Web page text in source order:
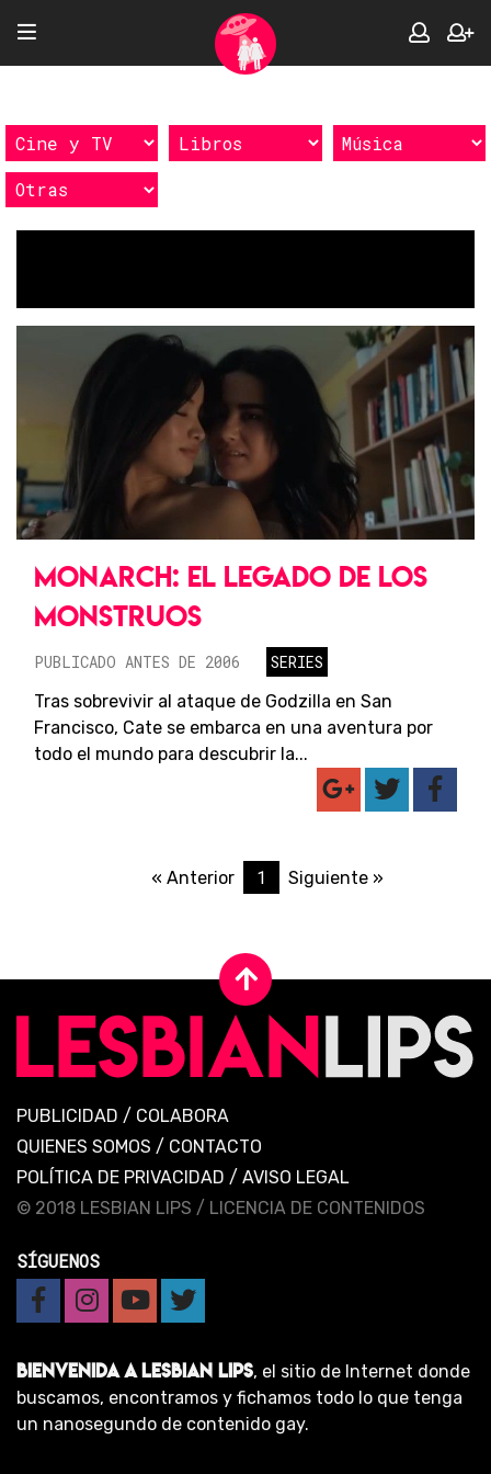
MONARCH: EL LEGADO DE LOS
MONSTRUOS
PUBLICADO ANTES DE 2006
SERIES
Tras sobrevivir al ataque de Godzilla en San
Francisco, Cate se embarca en una aventura por
todo el mundo para descubrir la...
« Anterior 1 Siguiente »
PUBLICIDAD / COLABORA
QUIENES SOMOS / CONTACTO
POLÍTICA DE PRIVACIDAD / AVISO LEGAL
© 2018 LESBIAN LIPS / LICENCIA DE CONTENIDOS
SÍGUENOS
BIENVENIDA A LESBIAN LIPS, el sitio de Internet donde
buscamos, encontramos y fichamos todo lo que tenga
un nanosegundo de contenido gay.